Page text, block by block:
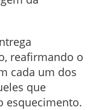
reafirmando o
cada um dos
que
esquecimento.